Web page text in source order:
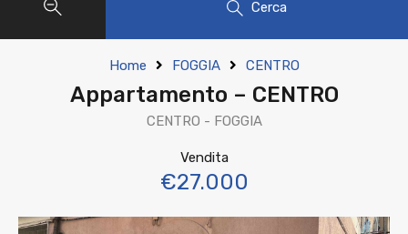
Cerca
Home FOGGIA CENTRO
Appartamento – CENTRO
CENTRO - FOGGIA
Vendita
€27.000